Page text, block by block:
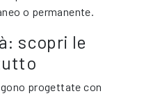
o permanente.
scopri le
progettate con